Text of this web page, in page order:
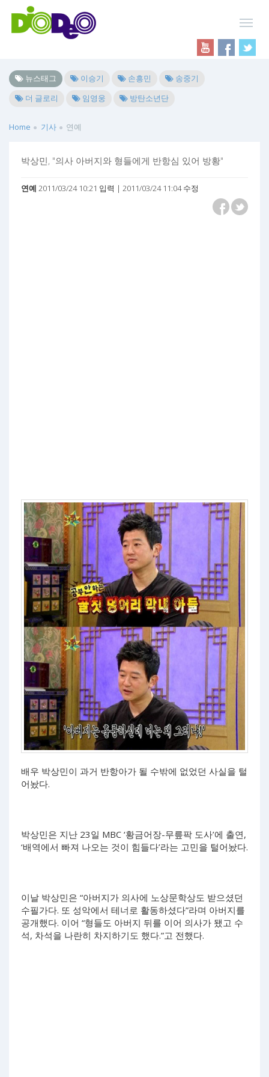
뉴스태그 이승기 손흥민
송중기
더 글로리
임영웅 방탄소년단
Home 기사 연예
박상민, "의사 아버지와 형들에게 반항심 있어 방황"
연예 2011/03/24 10:21 입력 | 2011/03/24 11:04 수정
배우 박상민이 과거 반항아가 될 수밖에 없었던 사실을 털
어놨다.
박상민은 지난 23일 MBC ‘황금어장-무릎팍 도사’에 출연,
‘배역에서 빠져 나오는 것이 힘들다’라는 고민을 털어놨다.
이날 박상민은 “아버지가 의사에 노상문학상도 받으셨던
수필가다. 또 성악에서 테너로 활동하셨다”라며 아버지를
공개했다. 이어 “형들도 아버지 뒤를 이어 의사가 됐고 수
석, 차석을 나란히 차지하기도 했다.”고 전했다.